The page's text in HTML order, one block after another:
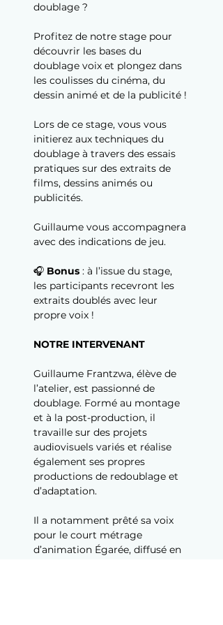
doublage ?
Profitez de notre stage pour
découvrir les bases du
doublage voix et plongez dans
les coulisses du cinéma, du
dessin animé et de la publicité !
Lors de ce stage, vous vous
initierez aux techniques du
doublage à travers des essais
pratiques sur des extraits de
films, dessins animés ou
publicités.
Guillaume vous accompagnera
avec des indications de jeu.
🎧 Bonus : à l’issue du stage,
les participants recevront les
extraits doublés avec leur
propre voix !
NOTRE INTERVENANT
Guillaume Frantzwa, élève de
l’atelier, est passionné de
doublage. Formé au montage
et à la post-production, il
travaille sur des projets
audiovisuels variés et réalise
également ses propres
productions de redoublage et
d’adaptation.
Il a notamment prêté sa voix
pour le court métrage
d’animation Égarée, diffusé en